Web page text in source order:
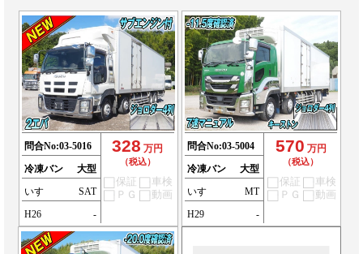
問合No:03-5016
冷凍バン
大型
いすゞ
SAT
H26
-
328 万円
（税込）
保証
車検
ＰＧ
動画
問合No:03-5004
冷凍バン
大型
いすゞ
MT
H29
-
570 万円
（税込）
保証
車検
ＰＧ
動画